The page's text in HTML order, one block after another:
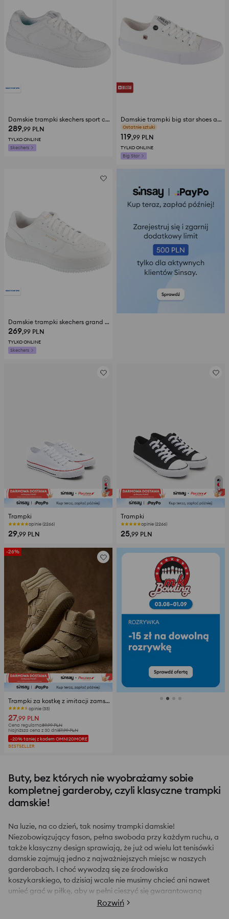
Damskie trampki skechers sport court 2.0 - core essential
289,99 PLN
TYLKO ONLINE
Skechers
Damskie trampki big star shoes aa274
Ostatnie sztuki
119,99 PLN
TYLKO ONLINE
Big Star
Damskie trampki skechers grand 92 - be lifted
269,99 PLN
TYLKO ONLINE
Skechers
Trampki
opinie (2266)
29,99 PLN
Trampki
opinie (2266)
25,99 PLN
-26%
Trampki za kostkę z imitacji zamszu
opinie (33)
27,99 PLN
Cena regularna89,99PLN
Najniższa cena z 30 dni37,99PLN
-20% taniej z kodem OMNI20MORE
BESTSELLER
Buty, bez których nie wyobrażamy sobie
kompletnej garderoby, czyli klasyczne trampki
damskie!
Na luzie, na co dzień, tak nosimy trampki damskie!
Niezobowiązujący fason, pełna swoboda przy każdym ruchu, a
także klasyczny design sprawiają, że już od wielu lat tenisówki
damskie zajmują jedno z najważniejszych miejsc w naszych
garderobach. I choć wywodzą się ze środowiska
koszykarskiego, to dzisiaj wcale nie musimy chcieć ani nawet
umieć grać w piłkę, aby w pełni cieszyć się gwarantowaną
przez nie ultrawygodą. Trampki damskie są po prostu dobrym
Rozwiń